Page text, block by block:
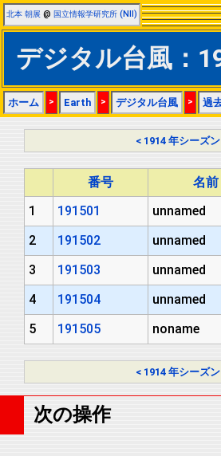
北本 朝展 @ 国立情報学研究所 (NII)
デジタル台風：
ホーム > Earth > デジタル台風 > 過
< 1914 年シーズン
番号 名前
1
191501 unnamed
2
191502 unnamed
3
191503 unnamed
4
191504 unnamed
5
191505 noname
< 1914 年シーズン
次の操作